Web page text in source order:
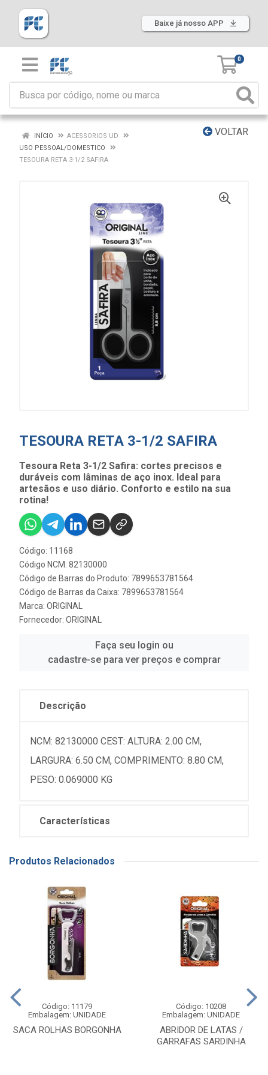
Baixe já nosso APP
0
VOLTAR
INÍCIO
ACESSORIOS UD
USO PESSOAL/DOMESTICO
TESOURA RETA 3-1/2 SAFIRA
TESOURA RETA 3-1/2 SAFIRA
Tesoura Reta 3-1/2 Safira: cortes precisos e
duráveis com lâminas de aço inox. Ideal para
artesãos e uso diário. Conforto e estilo na sua
rotina!
Código: 11168
Código NCM: 82130000
Código de Barras do Produto: 7899653781564
Código de Barras da Caixa: 7899653781564
Marca: ORIGINAL
Fornecedor: ORIGINAL
Faça seu login ou
cadastre-se para ver preços e comprar
Descrição
NCM: 82130000 CEST: ALTURA: 2.00 CM,
LARGURA: 6.50 CM, COMPRIMENTO: 8.80 CM,
PESO: 0.069000 KG
Características
Produtos Relacionados
SACA ROLHAS BORGONHA
Código: 11179
Embalagem: UNIDADE
ABRIDOR DE LATAS /
GARRAFAS SARDINHA
Código: 10208
Embalagem: UNIDADE